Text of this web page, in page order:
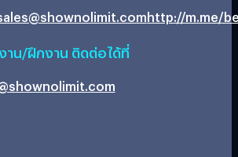
http://m.me/
าน/ฝึกงาน ติดต่อได้ที่